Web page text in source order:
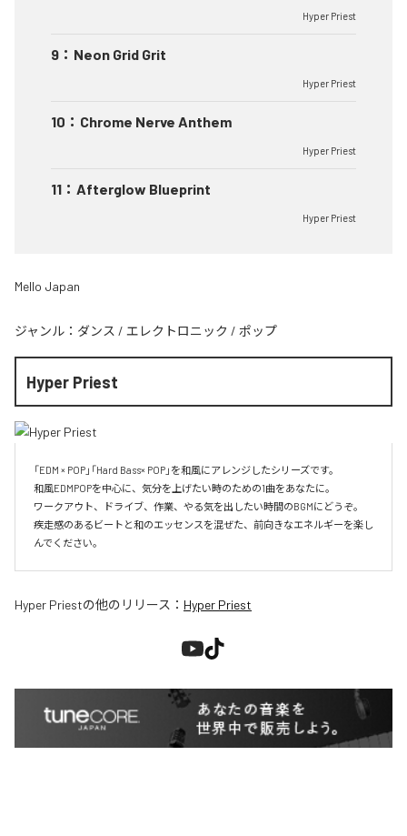
Hyper Priest
9 ： Neon Grid Grit
Hyper Priest
10 ： Chrome Nerve Anthem
Hyper Priest
11 ： Afterglow Blueprint
Hyper Priest
Mello Japan
ジャンル： ダンス / エレクトロニック / ポップ
Hyper Priest
「EDM × POP」「Hard Bass× POP」を和風にアレンジしたシリーズです。
和風EDMPOPを中心に、気分を上げたい時のための1曲をあなたに。
ワークアウト、ドライブ、作業、やる気を出したい時間のBGMにどうぞ。
疾走感のあるビートと和のエッセンスを混ぜた、前向きなエネルギーを楽し
んでください。
Hyper Priestの他のリリース： Hyper Priest